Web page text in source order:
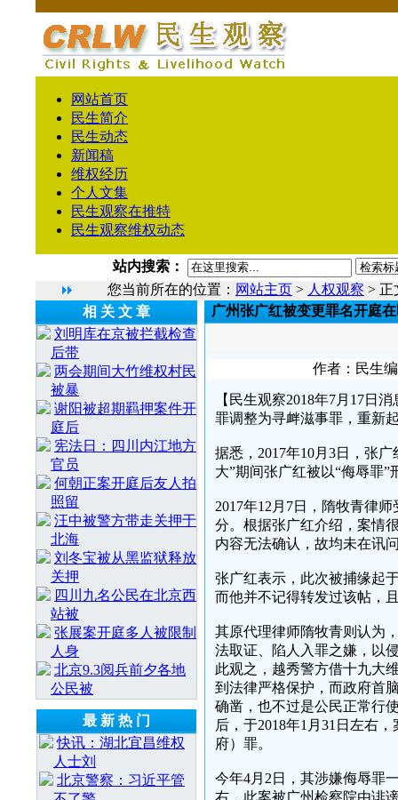
网站首页
民生简介
民生动态
新闻稿
维权经历
个人文集
民生观察在推特
民生观察维权动态
站内搜索：
您当前所在的位置： 网站主页 > 人权观察 > 正
相 关 文 章
刘明库在京被拦截检查
后带
两会期间大竹维权村民
被暴
谢阳被超期羁押案件开
庭后
宪法日：四川内江地方
官员
何朝正案开庭后友人拍
照留
汪中被警方带走关押于
北海
刘冬宝被从黑监狱释放
关押
四川九名公民在北京西
站被
张展案开庭多人被限制
人身
北京9.3阅兵前夕各地
公民被
最 新 热 门
快讯：湖北宜昌维权
人士刘
北京警察：习近平管
广州张广红被变更罪名开庭
作者：民生
【民生观察2018年7月17日
罪调整为寻衅滋事罪，重新
据悉，2017年10月3日，张
大”期间张广红被以“侮辱罪
2017年12月7日，隋牧青律
分。根据张广红介绍，案情
内容无法确认，故均未在讯
张广红表示，此次被捕缘起
而他并不记得转发过该帖，
其原代理律师隋牧青则认为
法取证、陷人入罪之嫌，以
此观之，越秀警方借十九大
到法律严格保护，而政府首
确凿，也不过是公民正常行
后，于2018年1月31日左右
府）罪。
今年4月2日，其涉嫌侮辱罪
右，此案被广州检察院由诽